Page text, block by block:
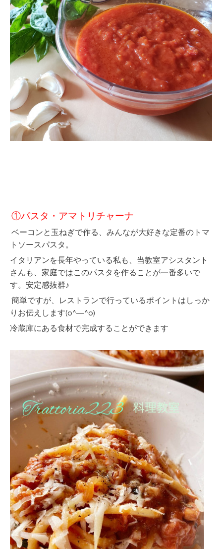
①パスタ・アマトリチャーナ
ベーコンと玉ねぎで作る、みんなが大好きな定番のトマ
トソースパスタ。
イタリアンを長年やっている私も、当教室アシスタント
さんも、家庭ではこのパスタを作ることが一番多いで
す。安定感抜群♪
簡単ですが、レストランで行っているポイントはしっか
りお伝えします(o^―^o)
冷蔵庫にある食材で完成することができます